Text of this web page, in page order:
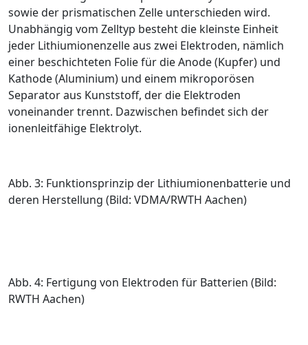
sowie der prismatischen Zelle unterschieden wird.
Unabhängig vom Zelltyp besteht die kleinste Einheit
jeder Lithiumionenzelle aus zwei Elektroden, nämlich
einer beschichteten Folie für die Anode (Kupfer) und
Kathode (Aluminium) und einem mikroporösen
Separator aus Kunststoff, der die Elektroden
voneinander trennt. Dazwischen befindet sich der
ionenleitfähige Elektrolyt.
Abb. 3: Funktionsprinzip der Lithiumionenbatterie und
deren Herstellung (Bild: VDMA/RWTH Aachen)
Abb. 4: Fertigung von Elektroden für Batterien (Bild:
RWTH Aachen)